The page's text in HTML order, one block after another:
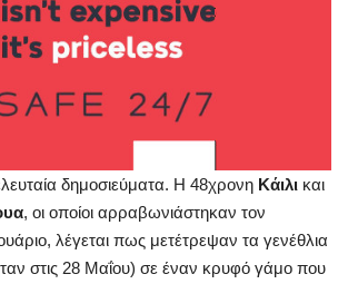
δημοσιεύματα. Η 48χρονη Κάιλι και
, οι οποίοι αρραβωνιάστηκαν τον
λέγεται πως μετέτρεψαν τα γενέθλια
στις 28 Μαΐου) σε έναν κρυφό γάμο που